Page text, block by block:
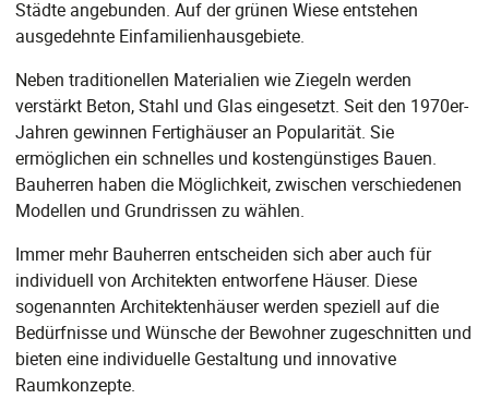
Städte angebunden. Auf der grünen Wiese entstehen
ausgedehnte Einfamilienhausgebiete.
Neben traditionellen Materialien wie Ziegeln werden
verstärkt Beton, Stahl und Glas eingesetzt. Seit den 1970er-
Jahren gewinnen Fertighäuser an Popularität. Sie
ermöglichen ein schnelles und kostengünstiges Bauen.
Bauherren haben die Möglichkeit, zwischen verschiedenen
Modellen und Grundrissen zu wählen.
Immer mehr Bauherren entscheiden sich aber auch für
individuell von Architekten entworfene Häuser. Diese
sogenannten Architektenhäuser werden speziell auf die
Bedürfnisse und Wünsche der Bewohner zugeschnitten und
bieten eine individuelle Gestaltung und innovative
Raumkonzepte.